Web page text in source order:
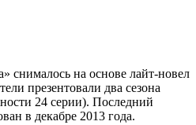
снималось на основе лайт-новел
презентовали два сезона
24 серии). Последний
в декабре 2013 года.